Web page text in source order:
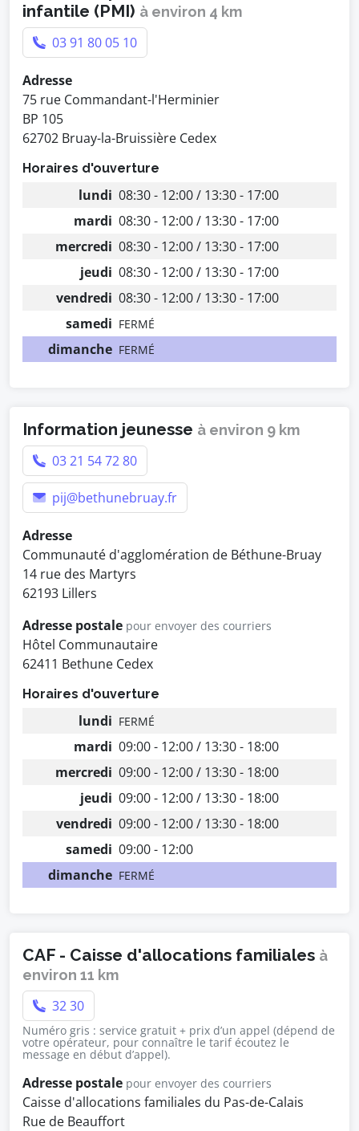
infantile (PMI) à environ 4 km
03 91 80 05 10
Adresse
75 rue Commandant-l'Herminier
BP 105
62702 Bruay-la-Bruissière Cedex
Horaires d'ouverture
lundi 08:30 - 12:00 / 13:30 - 17:00
mardi 08:30 - 12:00 / 13:30 - 17:00
mercredi 08:30 - 12:00 / 13:30 - 17:00
jeudi 08:30 - 12:00 / 13:30 - 17:00
vendredi 08:30 - 12:00 / 13:30 - 17:00
samedi FERMÉ
dimanche FERMÉ
Information jeunesse à environ 9 km
03 21 54 72 80
pij@bethunebruay.fr
Adresse
Communauté d'agglomération de Béthune-Bruay
14 rue des Martyrs
62193 Lillers
Adresse postale pour envoyer des courriers
Hôtel Communautaire
62411 Bethune Cedex
Horaires d'ouverture
lundi FERMÉ
mardi 09:00 - 12:00 / 13:30 - 18:00
mercredi 09:00 - 12:00 / 13:30 - 18:00
jeudi 09:00 - 12:00 / 13:30 - 18:00
vendredi 09:00 - 12:00 / 13:30 - 18:00
samedi 09:00 - 12:00
dimanche FERMÉ
CAF - Caisse d'allocations familiales à
environ 11 km
32 30
Numéro gris : service gratuit + prix d’un appel (dépend de
votre opérateur, pour connaître le tarif écoutez le
message en début d’appel).
Adresse postale pour envoyer des courriers
Caisse d'allocations familiales du Pas-de-Calais
Rue de Beauffort